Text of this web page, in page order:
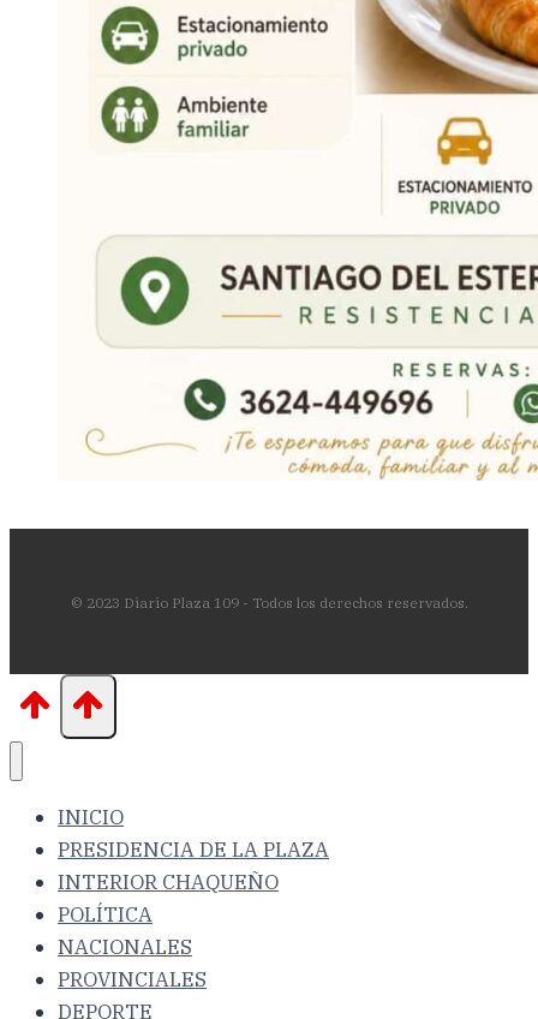
© 2023 Diario Plaza 109 - Todos los derechos reservados.
INICIO
PRESIDENCIA DE LA PLAZA
INTERIOR CHAQUEÑO
POLÍTICA
NACIONALES
PROVINCIALES
DEPORTE